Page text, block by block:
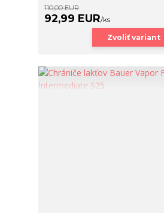
110,00 EUR
92,99 EUR/ks
Zvoliť variant